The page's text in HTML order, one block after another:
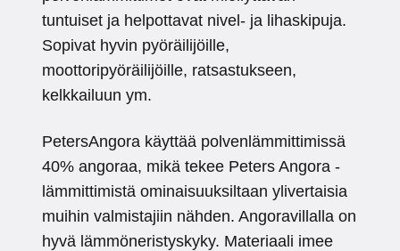
tuntuiset ja helpottavat nivel- ja lihaskipuja.
Sopivat hyvin pyöräilijöille,
moottoripyöräilijöille, ratsastukseen,
kelkkailuun ym.
PetersAngora käyttää polvenlämmittimissä
40% angoraa, mikä tekee Peters Angora -
lämmittimistä ominaisuuksiltaan ylivertaisia
muihin valmistajiin nähden. Angoravillalla on
hyvä lämmöneristyskyky. Materiaali imee